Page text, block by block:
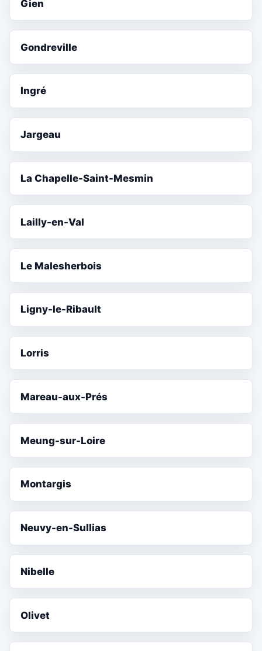
Gien
Gondreville
Ingré
Jargeau
La Chapelle-Saint-Mesmin
Lailly-en-Val
Le Malesherbois
Ligny-le-Ribault
Lorris
Mareau-aux-Prés
Meung-sur-Loire
Montargis
Neuvy-en-Sullias
Nibelle
Olivet